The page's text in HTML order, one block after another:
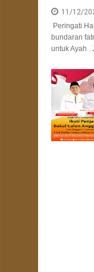
11/12/
Peringati
bundaran
untuk Ayah .